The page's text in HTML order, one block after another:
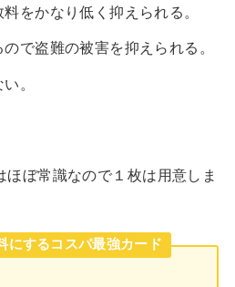
をかなり低く抑えられる。
で盗難の被害を抑えられる。
。
ほぼ常識なので１枚は用意しま
にするコスパ最強カード